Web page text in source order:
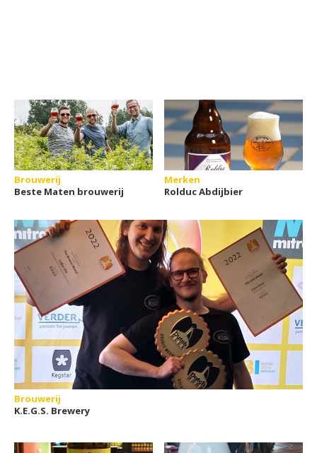
Brouwerij
Beste Maten brouwerij
Merken
Rolduc Abdijbier
Brouwerij
K.E.G.S. Brewery